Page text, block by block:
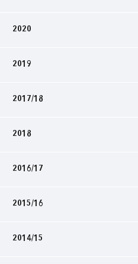
2020
2019
2017/18
2018
2016/17
2015/16
2014/15